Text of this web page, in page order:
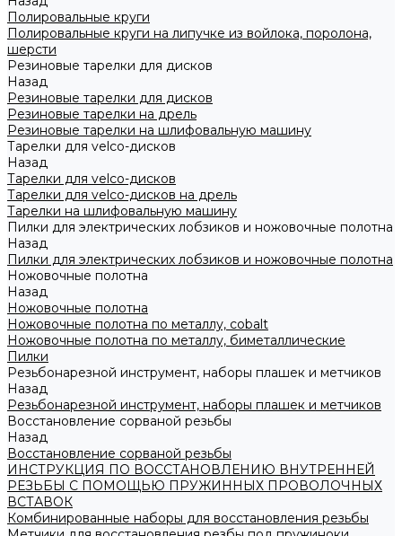
Полировальные круги
Полировальные круги на липучке из войлока, поролона,
шерсти
Резиновые тарелки для дисков
Назад
Резиновые тарелки для дисков
Резиновые тарелки на дрель
Резиновые тарелки на шлифовальную машину
Тарелки для velco-дисков
Назад
Тарелки для velco-дисков
Тарелки для velco-дисков на дрель
Тарелки на шлифовальную машину
Пилки для электрических лобзиков и ножовочные полотна
Назад
Пилки для электрических лобзиков и ножовочные полотна
Ножовочные полотна
Назад
Ножовочные полотна
Ножовочные полотна по металлу, cobalt
Ножовочные полотна по металлу, биметаллические
Пилки
Резьбонарезной инструмент, наборы плашек и метчиков
Назад
Резьбонарезной инструмент, наборы плашек и метчиков
Восстановление сорваной резьбы
Назад
Восстановление сорваной резьбы
ИНСТРУКЦИЯ ПО ВОССТАНОВЛЕНИЮ ВНУТРЕННЕЙ
РЕЗЬБЫ С ПОМОЩЬЮ ПРУЖИННЫХ ПРОВОЛОЧНЫХ
ВСТАВОК
Комбинированные наборы для восстановления резьбы